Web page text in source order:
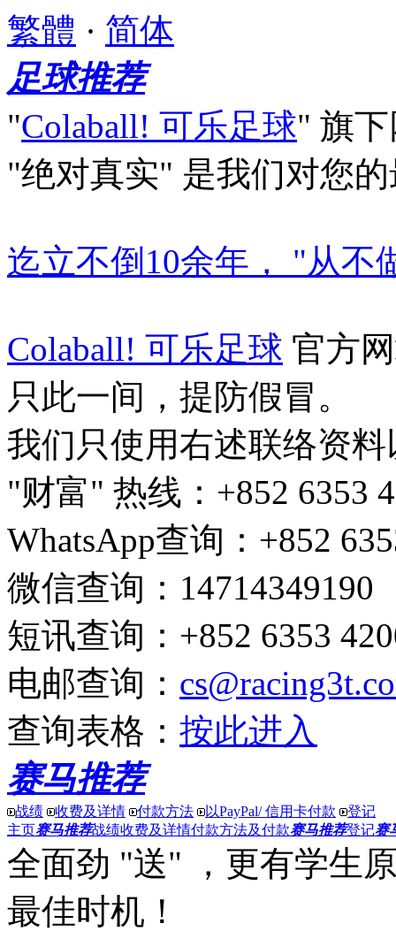
繁體 · 简体
足球推荐
"Colaball! 可乐足球" 旗
"绝对真实" 是我们对您
迄立不倒10余年， "从不
Colaball! 可乐足球 官方
只此一间，提防假冒。
我们只使用右述联络资
"财富" 热线 ：+852 6353
WhatsApp查询 ：+852
微信查询 ：14714349190
短讯查询 ：+852 6353
电邮查询 ：
查询表格 ： 按此进入
赛马推荐
战绩 收费及详情 付款方法 以PayPal/ 信用卡付款
登记
主页赛马推荐战绩收费及详情付款方法及付款赛马推荐登记赛
全面劲 "送" ，更有学生
最佳时机！